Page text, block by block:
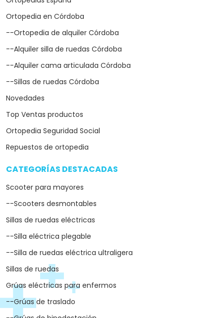
Ortopedia en Córdoba
--Ortopedia de alquiler Córdoba
--Alquiler silla de ruedas Córdoba
--Alquiler cama articulada Córdoba
--Sillas de ruedas Córdoba
Novedades
Top Ventas productos
Ortopedia Seguridad Social
Repuestos de ortopedia
CATEGORÍAS DESTACADAS
Scooter para mayores
--Scooters desmontables
Sillas de ruedas eléctricas
--Silla eléctrica plegable
--Silla de ruedas eléctrica ultraligera
Sillas de ruedas
Grúas eléctricas para enfermos
--Grúas de traslado